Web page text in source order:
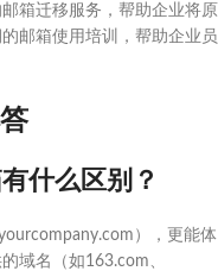
箱迁移服务，帮助企业将原
邮箱使用培训，帮助企业员
什么区别？
），更能体
域名（如163.com、